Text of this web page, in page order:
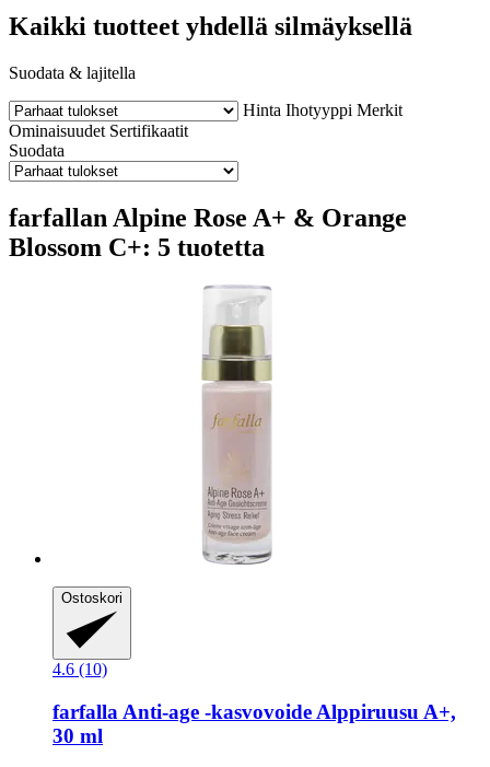
Kaikki tuotteet yhdellä silmäyksellä
Suodata & lajitella
Hinta Ihotyyppi Merkit
Ominaisuudet Sertifikaatit
Suodata
farfallan Alpine Rose A+ & Orange
Blossom C+: 5 tuotetta
Ostoskori
4.6 (10)
farfalla Anti-​age -​kasvovoide Alppiruusu A+,
30 ml